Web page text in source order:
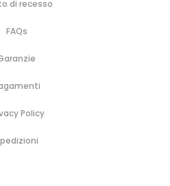
di recesso
FAQs
Policy